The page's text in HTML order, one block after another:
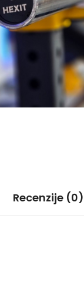
Recenzije (0)